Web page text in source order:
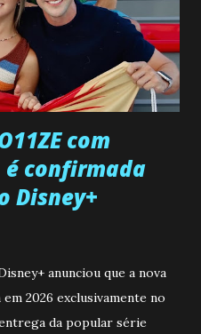
as suspeitas pelo
apontando que ele poderia
Artur informa a Gabriel
outra paciente, que está
com
é confirmada
Disney+
anunciou que a nova
2026 exclusivamente no
da popular série